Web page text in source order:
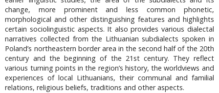
change, more prominent and less common phonetic,
morphological and other distinguishing features and highlights
certain sociolinguistic aspects. It also provides various dialectal
narratives collected from the Lithuanian subdialects spoken in
Poland’s northeastern border area in the second half of the 20th
century and the beginning of the 21st century. They reflect
various turning points in the region’s history, the worldviews and
experiences of local Lithuanians, their communal and familial
relations, religious beliefs, traditions and other aspects.